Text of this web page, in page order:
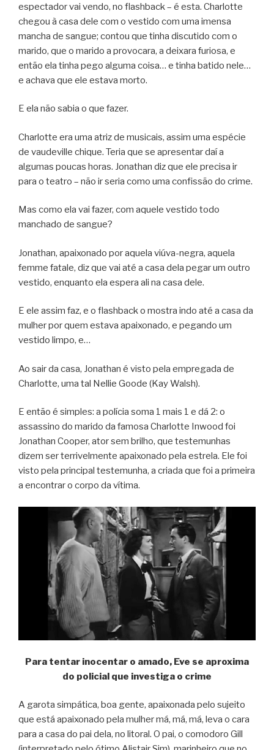
espectador vai vendo, no flashback – é esta. Charlotte
chegou à casa dele com o vestido com uma imensa
mancha de sangue; contou que tinha discutido com o
marido, que o marido a provocara, a deixara furiosa, e
então ela tinha pego alguma coisa… e tinha batido nele…
e achava que ele estava morto.
E ela não sabia o que fazer.
Charlotte era uma atriz de musicais, assim uma espécie
de vaudeville chique. Teria que se apresentar daí a
algumas poucas horas. Jonathan diz que ele precisa ir
para o teatro – não ir seria como uma confissão do crime.
Mas como ela vai fazer, com aquele vestido todo
manchado de sangue?
Jonathan, apaixonado por aquela viúva-negra, aquela
femme fatale, diz que vai até a casa dela pegar um outro
vestido, enquanto ela espera ali na casa dele.
E ele assim faz, e o flashback o mostra indo até a casa da
mulher por quem estava apaixonado, e pegando um
vestido limpo, e…
Ao sair da casa, Jonathan é visto pela empregada de
Charlotte, uma tal Nellie Goode (Kay Walsh).
E então é simples: a polícia soma 1 mais 1 e dá 2: o
assassino do marido da famosa Charlotte Inwood foi
Jonathan Cooper, ator sem brilho, que testemunhas
dizem ser terrivelmente apaixonado pela estrela. Ele foi
visto pela principal testemunha, a criada que foi a primeira
a encontrar o corpo da vítima.
Para tentar inocentar o amado, Eve se aproxima
do policial que investiga o crime
A garota simpática, boa gente, apaixonada pelo sujeito
que está apaixonado pela mulher má, má, má, leva o cara
para a casa do pai dela, no litoral. O pai, o comodoro Gill